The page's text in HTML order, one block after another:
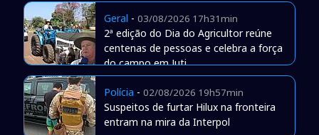
Geral - 03/08/2026 17h31min
2ª edição do Dia do Agricultor reúne
centenas de pessoas e celebra a força
do campo em Juti
Polícia - 02/08/2026 19h57min
Suspeitos de furtar Hilux na fronteira
entram na mira da Interpol